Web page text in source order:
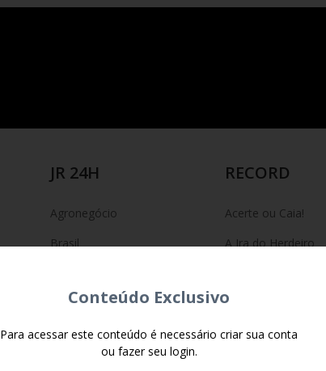
JR 24H
Agronegócio
Brasil
Carros
Cidades
RECORD
Acerte ou Caia!
A Ira do Herdeiro
As Sete Marias
Até Onde Ele Vai
Conteúdo Exclusivo
Para acessar este conteúdo é necessário criar sua conta
ou fazer seu login.